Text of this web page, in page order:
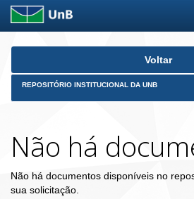
Skip
Voltar
REPOSITÓRIO INSTITUCIONAL DA UNB
Não há
Não há documentos disponíveis no
sua solicitação.